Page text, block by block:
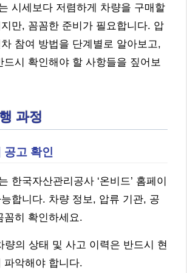
시세보다 저렴하게 차량을 구매할
만, 꼼꼼한 준비가 필요합니다. 압
참여 방법을 단계별로 알아보고,
드시 확인해야 할 사항들을 짚어보
과정
공고 확인
한국자산관리공사 ‘온비드’ 홈페이
합니다. 차량 정보, 압류 기관, 공
꼼히 확인하세요.
량의 상태 및 사고 이력은 반드시 현
파악해야 합니다.